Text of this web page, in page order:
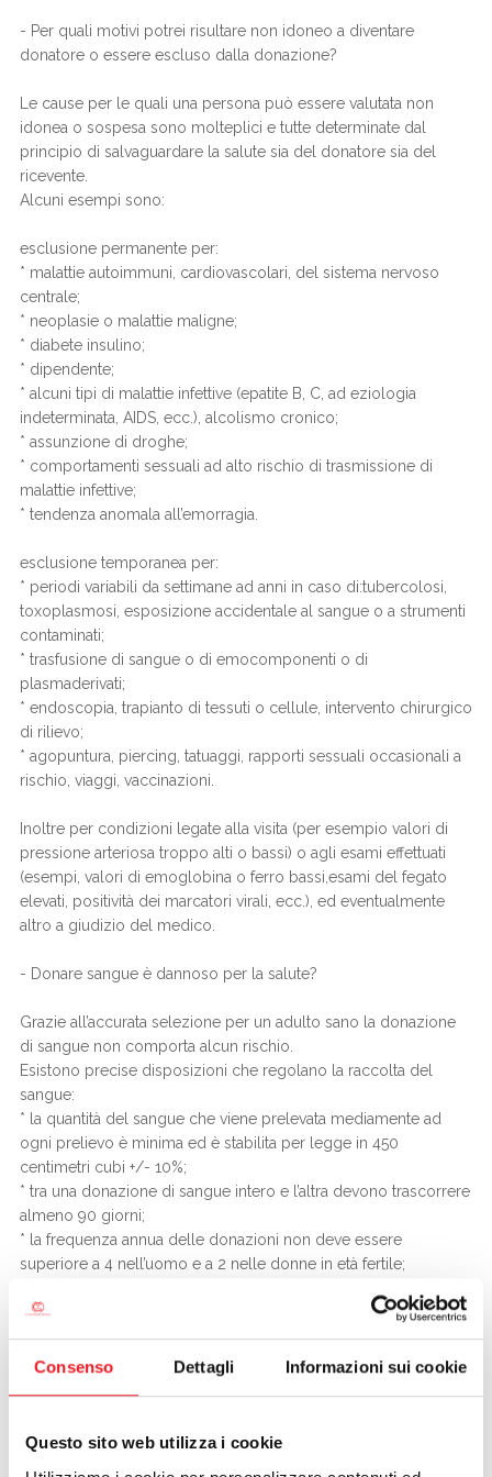
Consenso Dettagli Informazioni sui cookie
Questo sito web utilizza i cookie
- Per quali motivi potrei risultare non idoneo a diventare
donatore o essere escluso dalla donazione?
Le cause per le quali una persona può essere valutata non
idonea o sospesa sono molteplici e tutte determinate dal
principio di salvaguardare la salute sia del donatore sia del
ricevente.
Alcuni esempi sono:
esclusione permanente per:
* malattie autoimmuni, cardiovascolari, del sistema nervoso
centrale;
* neoplasie o malattie maligne;
* diabete insulino;
* dipendente;
* alcuni tipi di malattie infettive (epatite B, C, ad eziologia
indeterminata, AIDS, ecc.), alcolismo cronico;
* assunzione di droghe;
* comportamenti sessuali ad alto rischio di trasmissione di
malattie infettive;
* tendenza anomala all’emorragia.
esclusione temporanea per:
* periodi variabili da settimane ad anni in caso di:tubercolosi,
toxoplasmosi, esposizione accidentale al sangue o a strumenti
contaminati;
* trasfusione di sangue o di emocomponenti o di
plasmaderivati;
* endoscopia, trapianto di tessuti o cellule, intervento chirurgico
di rilievo;
* agopuntura, piercing, tatuaggi, rapporti sessuali occasionali a
rischio, viaggi, vaccinazioni.
Inoltre per condizioni legate alla visita (per esempio valori di
pressione arteriosa troppo alti o bassi) o agli esami effettuati
(esempi, valori di emoglobina o ferro bassi,esami del fegato
elevati, positività dei marcatori virali, ecc.), ed eventualmente
altro a giudizio del medico.
- Donare sangue è dannoso per la salute?
Grazie all’accurata selezione per un adulto sano la donazione
di sangue non comporta alcun rischio.
Esistono precise disposizioni che regolano la raccolta del
sangue:
* la quantità del sangue che viene prelevata mediamente ad
ogni prelievo è minima ed è stabilita per legge in 450
centimetri cubi +/- 10%;
* tra una donazione di sangue intero e l’altra devono trascorrere
almeno 90 giorni;
* la frequenza annua delle donazioni non deve essere
superiore a 4 nell’uomo e a 2 nelle donne in età fertile;
prima di ogni donazione sono uno strumento di medicina
preventiva, a tutela dello stato di salute generale del donatore.
La donazione di sangue per le donne non ha alcuna